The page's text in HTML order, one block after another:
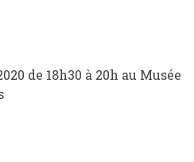
de 18h30 à 20h au Musée